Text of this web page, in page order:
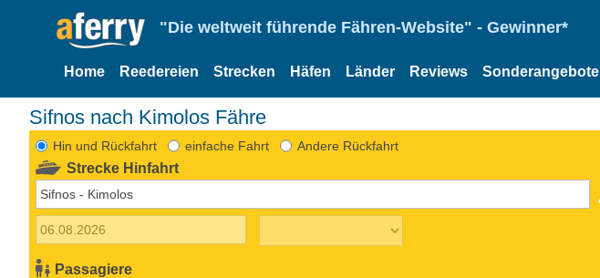
"Die weltweit führende Fähren-Website" - Gewinner*
Home Reedereien Strecken Häfen Länder Reviews Sonderangebote
Sifnos nach Kimolos Fähre
Hin und Rückfahrt einfache Fahrt Andere Rückfahrt
Strecke Hinfahrt
Passagiere